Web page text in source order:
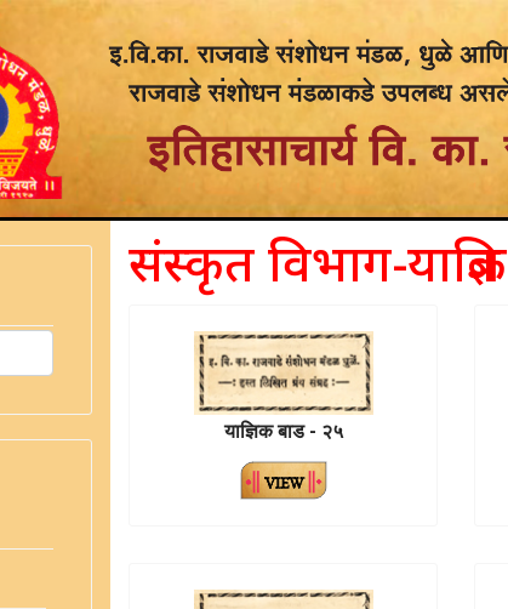
संस्कृत विभाग-याज्ञिक
याज्ञिक बाड - २५